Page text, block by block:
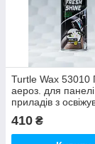
Turtle Wax 53010
аероз. для панелі
приладів з
410 ₴